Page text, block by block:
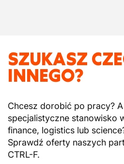
SZUKASZ
INNEGO?
Chcesz dorobić po pracy?
specjalistyczne stanowisko
finance, logistics lub
Sprawdź oferty naszych
CTRL-F.